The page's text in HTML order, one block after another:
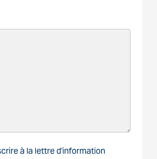
à la lettre d'information